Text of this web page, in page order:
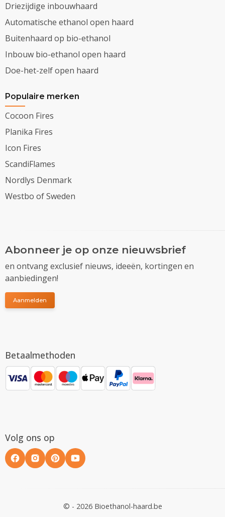
Driezijdige inbouwhaard
Automatische ethanol open haard
Buitenhaard op bio-ethanol
Inbouw bio-ethanol open haard
Doe-het-zelf open haard
Populaire merken
Cocoon Fires
Planika Fires
Icon Fires
ScandiFlames
Nordlys Denmark
Westbo of Sweden
Abonneer je op onze nieuwsbrief
en ontvang exclusief nieuws, ideeën, kortingen en
aanbiedingen!
Aanmelden
Betaalmethoden
Volg ons op
© - 2026 Bioethanol-haard.be